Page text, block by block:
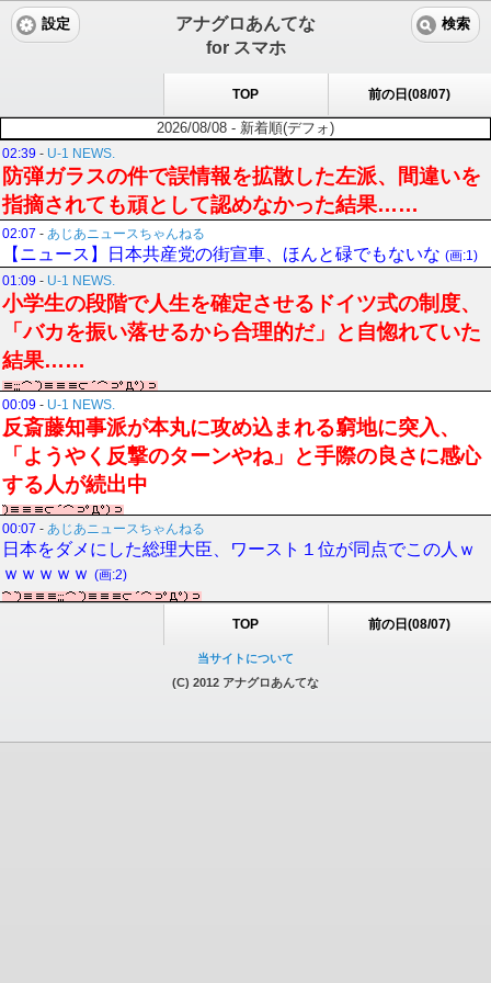
アナグロあんてな
for スマホ
設定 検索
TOP 前の日(08/07)
2026/08/08 - 新着順(デフォ)
02:39 - U-1 NEWS.
防弾ガラスの件で誤情報を拡散した左派、間違いを
指摘されても頑として認めなかった結果……
02:07 - あじあニュースちゃんねる
【ニュース】日本共産党の街宣車、ほんと碌でもないな (画:1)
01:09 - U-1 NEWS.
小学生の段階で人生を確定させるドイツ式の制度、
「バカを振い落せるから合理的だ」と自惚れていた
結果……
00:09 - U-1 NEWS.
反斎藤知事派が本丸に攻め込まれる窮地に突入、
「ようやく反撃のターンやね」と手際の良さに感心
する人が続出中
00:07 - あじあニュースちゃんねる
日本をダメにした総理大臣、ワースト１位が同点でこの人ｗ
ｗｗｗｗｗ (画:2)
TOP 前の日(08/07)
当サイトについて
(C) 2012 アナグロあんてな